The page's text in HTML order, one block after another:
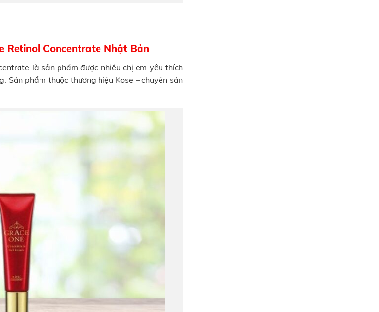
Retinol Concentrate Nhật Bản
là sản phẩm được nhiều chị em yêu thích
Sản phẩm thuộc thương hiệu Kose – chuyên sản